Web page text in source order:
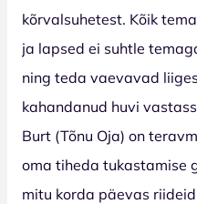
kõrvalsuhetest. Kõik
ja lapsed ei suhtle
ning teda vaevavad
kahandanud huvi
Burt (Tõnu Oja) on
oma tiheda tukastamise
mitu korda päevas